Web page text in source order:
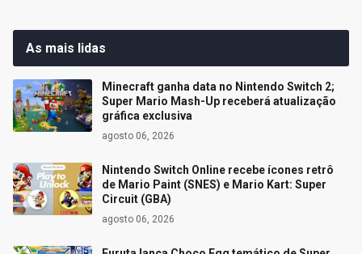
As mais lidas
Minecraft ganha data no Nintendo Switch 2;
Super Mario Mash-Up receberá atualização
gráfica exclusiva
agosto 06, 2026
Nintendo Switch Online recebe ícones retrô
de Mario Paint (SNES) e Mario Kart: Super
Circuit (GBA)
agosto 06, 2026